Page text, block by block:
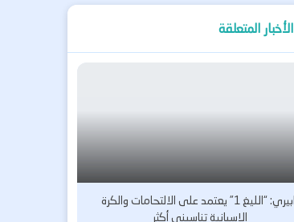
الأخبار المتعلقة
زابيري: “الليغ 1” يعتمد على الالتحامات والكرة
الإسبانية تناسبني أكثر